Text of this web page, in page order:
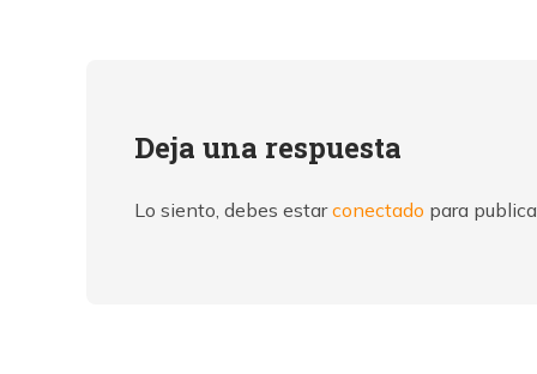
Deja una respuesta
Lo siento, debes estarconectado para